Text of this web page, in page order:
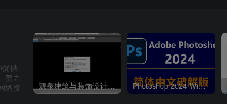
主要分为开敞空间、半开敞空间、覆盖空间、垂直
供
努力
络资
源泉建筑与装饰设计CAD插件工具箱（YQArch 6.7.4） Photoshop 2024 Win|Mac 简体中文破解版安装包下载及安装教程